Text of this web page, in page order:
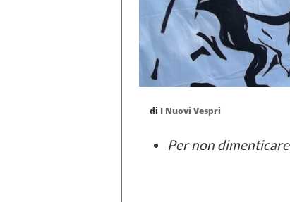
di I Nuovi Vespri
Per non dimenticare